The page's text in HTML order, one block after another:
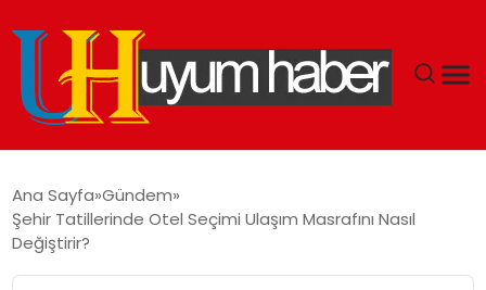
EKONOMI
Ana Sayfa Gündem
Şehir Tatillerinde Otel Seçimi Ulaşım Masrafını Nasıl
Değiştirir?